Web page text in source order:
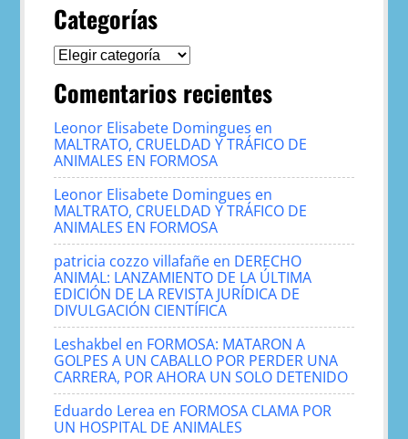
Categorías
Categorías
Comentarios recientes
Leonor Elisabete Domingues en
MALTRATO, CRUELDAD Y TRÁFICO DE
ANIMALES EN FORMOSA
Leonor Elisabete Domingues en
MALTRATO, CRUELDAD Y TRÁFICO DE
ANIMALES EN FORMOSA
patricia cozzo villafañe en DERECHO
ANIMAL: LANZAMIENTO DE LA ÚLTIMA
EDICIÓN DE LA REVISTA JURÍDICA DE
DIVULGACIÓN CIENTÍFICA
Leshakbel en FORMOSA: MATARON A
GOLPES A UN CABALLO POR PERDER UNA
CARRERA, POR AHORA UN SOLO DETENIDO
Eduardo Lerea en FORMOSA CLAMA POR
UN HOSPITAL DE ANIMALES